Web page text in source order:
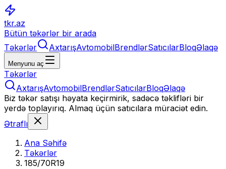
tkr.az
Bütün təkərlər bir arada
Təkərlər
AxtarışAvtomobilBrendlərSatıcılarBloqƏlaqə
Menyunu aç
Təkərlər
AxtarışAvtomobilBrendlərSatıcılarBloqƏlaqə
Biz təkər satışı həyata keçirmirik, sadəcə təklifləri bir
yerdə toplayırıq. Almaq üçün satıcılara müraciət edin.
Ətraflı
Ana Səhifə
Təkərlər
185/70R19